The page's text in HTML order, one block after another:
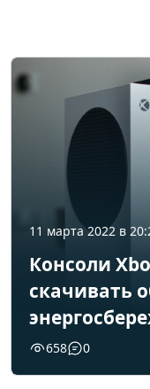
11 марта 2022 в
Консоли
скачивать
658 0